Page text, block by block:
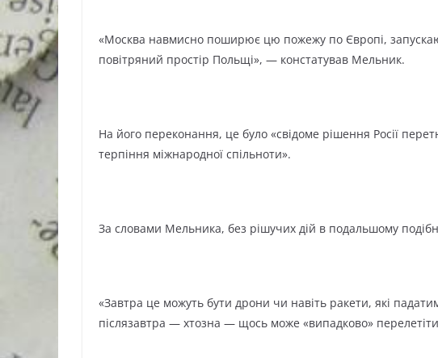
«Москва навмисно поширює цю пожежу по Європі,
повітряний простір Польщі», — констатував Мельник.
На його переконання, це було «свідоме рішення Росії
терпіння міжнародної спільноти».
За словами Мельника, без рішучих дій в подальшому
«Завтра це можуть бути дрони чи навіть ракети, які
післязавтра — хтозна — щось може «випадково»